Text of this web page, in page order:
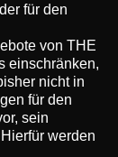
für den
von THE
einschränken,
nicht in
für den
sein
werden